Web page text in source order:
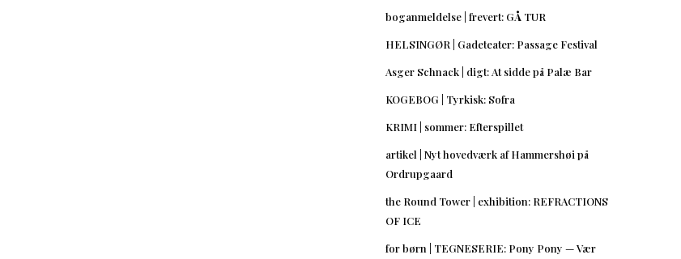
boganmeldelse | frevert: GÅ TUR
HELSINGØR | Gadeteater: Passage Festival
Asger Schnack | digt: At sidde på Palæ Bar
KOGEBOG | Tyrkisk: Sofra
KRIMI | sommer: Efterspillet
artikel | Nyt hovedværk af Hammershøi på
Ordrupgaard
the Round Tower | exhibition: REFRACTIONS
OF ICE
for børn | TEGNESERIE: Pony Pony — Vær